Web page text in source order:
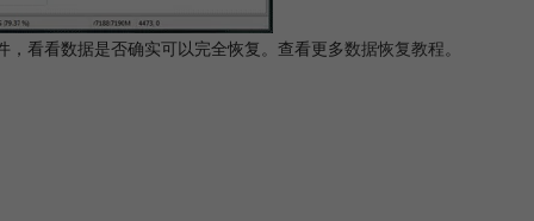
看看数据是否确实可以完全恢复。查看更多数据恢复教程。